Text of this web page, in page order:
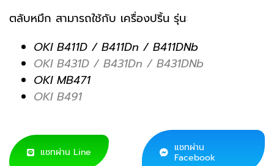
ตลับหมึก สามารถใช้กับ เครื่องปริ้น รุ่น:
OKI B411D / B411Dn / B411DNb
OKI B431D / B431Dn / B431DNb
OKI MB471
OKI B491
แชทผ่าน Line
แชทผ่าน
Facebook